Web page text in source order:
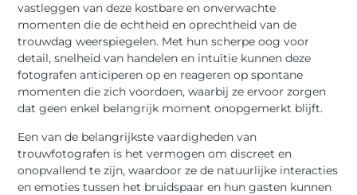
vastleggen van deze kostbare en onverwachte
momenten die de echtheid en oprechtheid van de
trouwdag weerspiegelen. Met hun scherpe oog voor
detail, snelheid van handelen en intuïtie kunnen deze
fotografen anticiperen op en reageren op spontane
momenten die zich voordoen, waarbij ze ervoor zorgen
dat geen enkel belangrijk moment onopgemerkt blijft.
Een van de belangrijkste vaardigheden van
trouwfotografen is het vermogen om discreet en
onopvallend te zijn, waardoor ze de natuurlijke interacties
en emoties tussen het bruidspaar en hun gasten kunnen